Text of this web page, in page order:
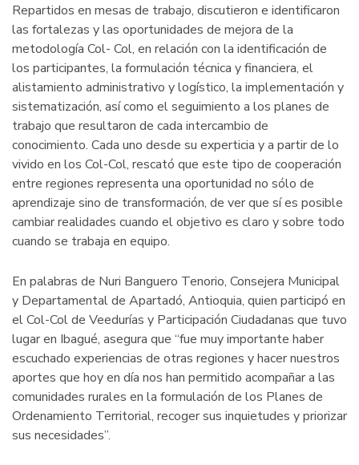
Repartidos en mesas de trabajo, discutieron e identificaron
las fortalezas y las oportunidades de mejora de la
metodología Col- Col, en relación con la identificación de
los participantes, la formulación técnica y financiera, el
alistamiento administrativo y logístico, la implementación y
sistematización, así como el seguimiento a los planes de
trabajo que resultaron de cada intercambio de
conocimiento. Cada uno desde su experticia y a partir de lo
vivido en los Col-Col, rescató que este tipo de cooperación
entre regiones representa una oportunidad no sólo de
aprendizaje sino de transformación, de ver que sí es posible
cambiar realidades cuando el objetivo es claro y sobre todo
cuando se trabaja en equipo.
En palabras de Nuri Banguero Tenorio, Consejera Municipal
y Departamental de Apartadó, Antioquia, quien participó en
el Col-Col de Veedurías y Participación Ciudadanas que tuvo
lugar en Ibagué, asegura que “fue muy importante haber
escuchado experiencias de otras regiones y hacer nuestros
aportes que hoy en día nos han permitido acompañar a las
comunidades rurales en la formulación de los Planes de
Ordenamiento Territorial, recoger sus inquietudes y priorizar
sus necesidades”.